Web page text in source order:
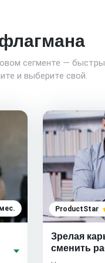
сегменте —
и выберите свой.
ProductStar
Зрелая
сменить